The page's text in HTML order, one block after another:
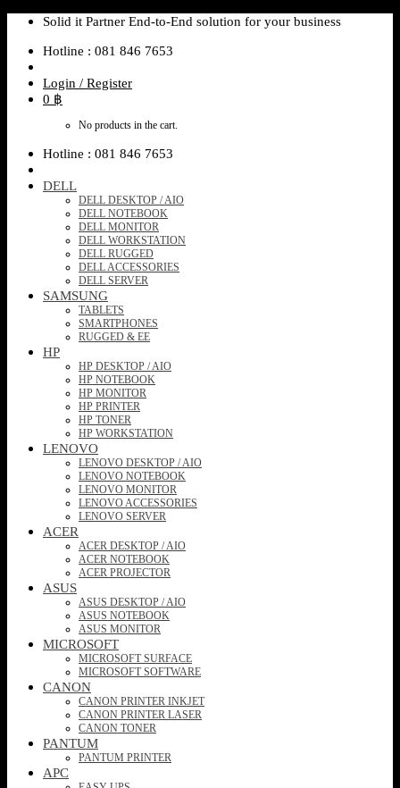
Skip
content
Solid it Partner End-to-End solution for your business
Hotline : 081 846 7653
Login / Register
0 ฿
No products in the cart.
Hotline : 081 846 7653
DELL
DELL DESKTOP / AIO
DELL NOTEBOOK
DELL MONITOR
DELL WORKSTATION
DELL RUGGED
DELL ACCESSORIES
DELL SERVER
SAMSUNG
TABLETS
SMARTPHONES
RUGGED & EE
HP
HP DESKTOP / AIO
HP NOTEBOOK
HP MONITOR
HP PRINTER
HP TONER
HP WORKSTATION
LENOVO
LENOVO DESKTOP / AIO
LENOVO NOTEBOOK
LENOVO MONITOR
LENOVO ACCESSORIES
LENOVO SERVER
ACER
ACER DESKTOP / AIO
ACER NOTEBOOK
ACER PROJECTOR
ASUS
ASUS DESKTOP / AIO
ASUS NOTEBOOK
ASUS MONITOR
MICROSOFT
MICROSOFT SURFACE
MICROSOFT SOFTWARE
CANON
CANON PRINTER INKJET
CANON PRINTER LASER
CANON TONER
PANTUM
PANTUM PRINTER
APC